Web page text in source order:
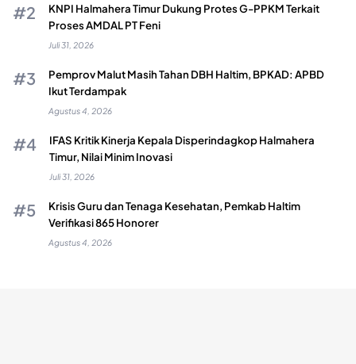
KNPI Halmahera Timur Dukung Protes G-PPKM Terkait
Proses AMDAL PT Feni
Juli 31, 2026
Pemprov Malut Masih Tahan DBH Haltim, BPKAD: APBD
Ikut Terdampak
Agustus 4, 2026
IFAS Kritik Kinerja Kepala Disperindagkop Halmahera
Timur, Nilai Minim Inovasi
Juli 31, 2026
Krisis Guru dan Tenaga Kesehatan, Pemkab Haltim
Verifikasi 865 Honorer
Agustus 4, 2026